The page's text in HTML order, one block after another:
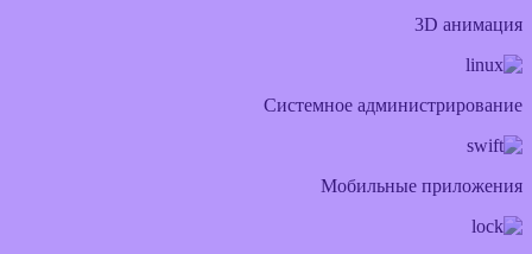
3D анимация
Системное администрирование
Мобильные приложения